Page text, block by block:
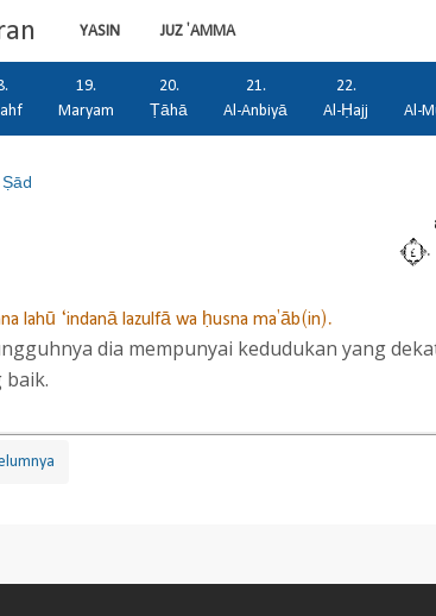
YASIN
JUZ 'AMMA
19.
Maryam
20.
Ṭāhā
21.
Al-Anbiyā
22.
Al-Ḥajj
Al-
Ṣād
lahū ‘indanā lazulfā wa ḥusna ma'āb(in).
dia mempunyai kedudukan yang
baik.